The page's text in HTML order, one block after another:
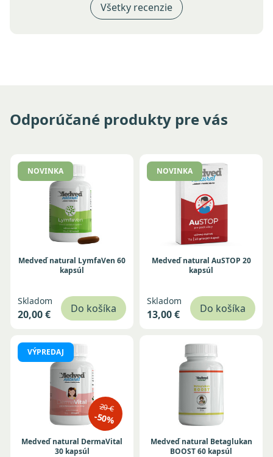
Všetky recenzie
Odporúčané produkty pre vás
NOVINKA
Medveď natural LymfaVen 60
kapsúl
Skladom
20,00 € Do košíka
NOVINKA
Medveď natural AuSTOP 20
kapsúl
Skladom
13,00 € Do košíka
VÝPREDAJ
20 €
-50%
Medveď natural DermaVital
30 kapsúl
Medveď natural Betaglukan
BOOST 60 kapsúl